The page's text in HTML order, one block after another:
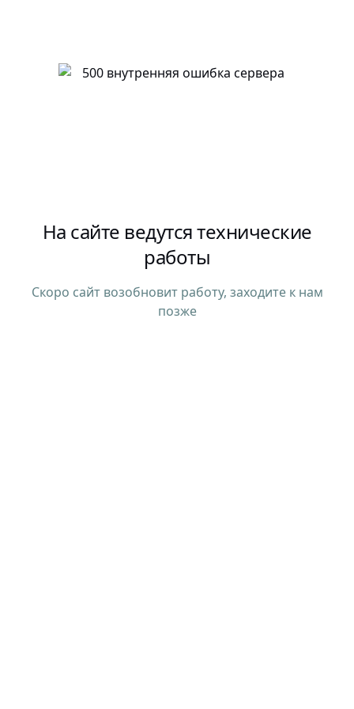
На сайте ведутся технические
работы
Скоро сайт возобновит работу, заходите к нам
позже